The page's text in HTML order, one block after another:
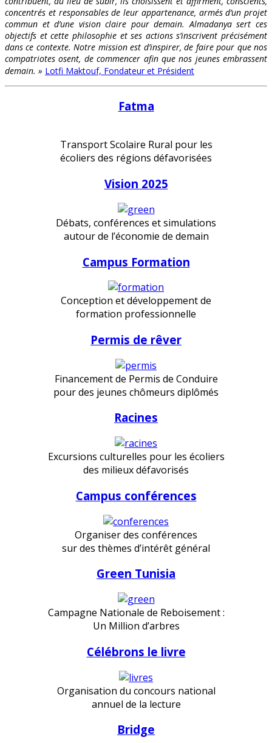
concentrés et responsables de leur appartenance, armés d’un projet
commun et d’une vision claire pour demain. Almadanya sert ces
objectifs et cette philosophie et ses actions s’inscrivent précisément
dans ce contexte. Notre mission est d’inspirer, de faire pour que nos
compatriotes osent, de commencer afin que nos jeunes embrassent
demain. » Lotfi Maktouf, Fondateur et Président
Fatma
Transport Scolaire Rural pour les
écoliers des régions défavorisées
Vision 2025
Débats, conférences et simulations
autour de l’économie de demain
Campus Formation
Conception et développement de
formation professionnelle
Permis de rêver
Financement de Permis de Conduire
pour des jeunes chômeurs diplômés
Racines
Excursions culturelles pour les écoliers
des milieux défavorisés
Campus conférences
Organiser des conférences
sur des thèmes d’intérêt général
Green Tunisia
Campagne Nationale de Reboisement :
Un Million d’arbres
Célébrons le livre
Organisation du concours national
annuel de la lecture
Bridge